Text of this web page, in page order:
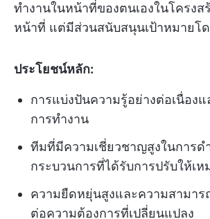
ทำงานในหน้าที่ของตนเองในโครงส
หน้าที่ แต่มีส่วนสนับสนุนเป้าหมายโ
ประโยชน์หลัก:
การแบ่งปันความรู้อย่างต่อเนื่องแ
การทำงาน
ทีมที่มีความเชี่ยวชาญสูงในการด
กระบวนการที่ได้รับการปรับให้เห
ความยืดหยุ่นสูงและความสามาร
ต่อความต้องการที่เปลี่ยนแปลง